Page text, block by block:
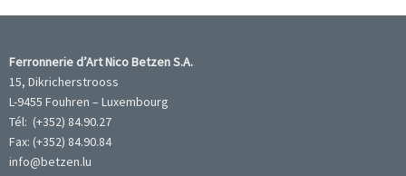
Ferronnerie d’Art Nico Betzen S.A.
15, Dikricherstrooss
L-9455 Fouhren – Luxembourg
Tél: (+352) 84.90.27
Fax: (+352) 84.90.84
info@betzen.lu